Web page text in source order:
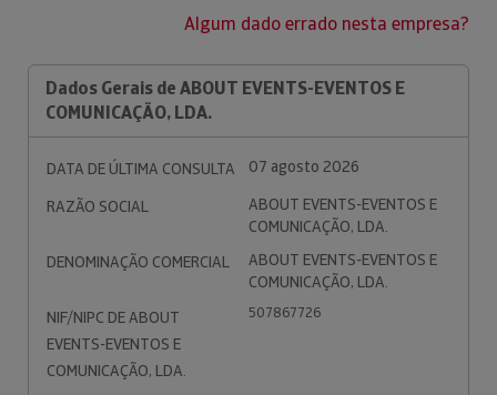
Algum dado errado nesta empresa?
Dados Gerais de ABOUT EVENTS-EVENTOS E
COMUNICAÇÃO, LDA.
DATA DE ÚLTIMA CONSULTA
07 agosto 2026
RAZÃO SOCIAL
ABOUT EVENTS-EVENTOS E
COMUNICAÇÃO, LDA.
DENOMINAÇÃO COMERCIAL
ABOUT EVENTS-EVENTOS E
COMUNICAÇÃO, LDA.
NIF/NIPC DE ABOUT
EVENTS-EVENTOS E
COMUNICAÇÃO, LDA.
507867726